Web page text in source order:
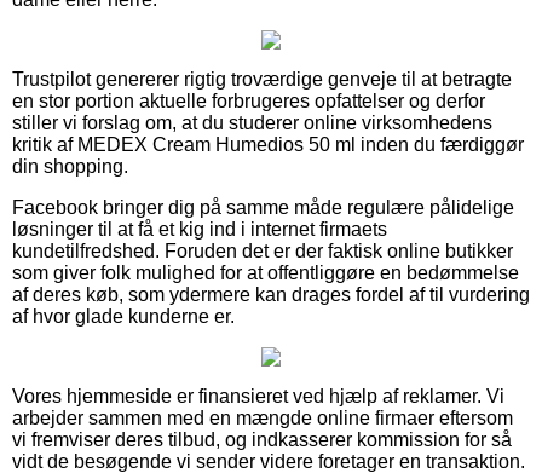
Trustpilot genererer rigtig troværdige genveje til at betragte
en stor portion aktuelle forbrugeres opfattelser og derfor
stiller vi forslag om, at du studerer online virksomhedens
kritik af MEDEX Cream Humedios 50 ml inden du færdiggør
din shopping.
Facebook bringer dig på samme måde regulære pålidelige
løsninger til at få et kig ind i internet firmaets
kundetilfredshed. Foruden det er der faktisk online butikker
som giver folk mulighed for at offentliggøre en bedømmelse
af deres køb, som ydermere kan drages fordel af til vurdering
af hvor glade kunderne er.
Vores hjemmeside er finansieret ved hjælp af reklamer. Vi
arbejder sammen med en mængde online firmaer eftersom
vi fremviser deres tilbud, og indkasserer kommission for så
vidt de besøgende vi sender videre foretager en transaktion.